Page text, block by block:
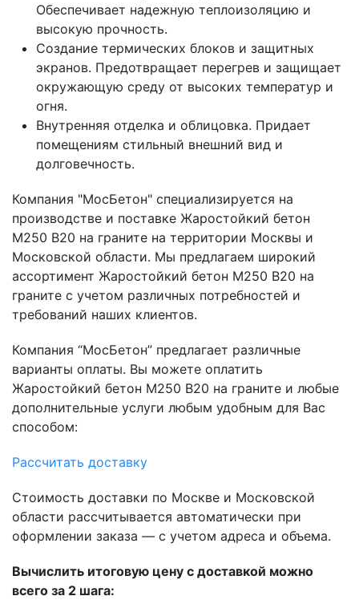
Обеспечивает надежную теплоизоляцию и
высокую прочность.
Создание термических блоков и защитных
экранов. Предотвращает перегрев и защищает
окружающую среду от высоких температур и
огня.
Внутренняя отделка и облицовка. Придает
помещениям стильный внешний вид и
долговечность.
Компания "МосБетон" специализируется на
производстве и поставке Жаростойкий бетон
М250 В20 на граните на территории Москвы и
Московской области. Мы предлагаем широкий
ассортимент Жаростойкий бетон М250 В20 на
граните с учетом различных потребностей и
требований наших клиентов.
Компания “МосБетон” предлагает различные
варианты оплаты. Вы можете оплатить
Жаростойкий бетон М250 В20 на граните и любые
дополнительные услуги любым удобным для Вас
способом:
Рассчитать доставку
Стоимость доставки по Москве и Московской
области рассчитывается автоматически при
оформлении заказа — с учетом адреса и объема.
Вычислить итоговую цену с доставкой можно
всего за 2 шага: